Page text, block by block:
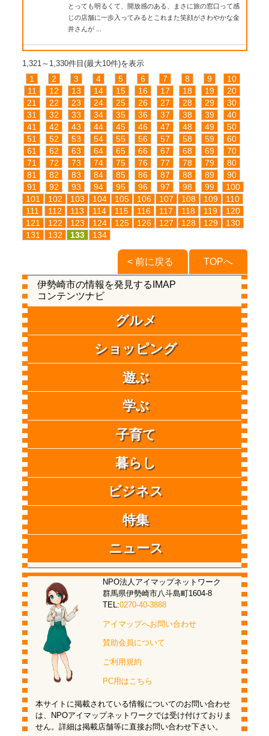
とっても明るくて、開放感のある、まさに旅の窓口って感
じの店舗に一歩入ってみるとこれまた笑顔がさわやかな金
井さんが ...
1,321～1,330件目(最大10件)を表示
1 2 3 4 5 6 7 8 9
10
11
12 13 14 15 16 17 18 19
20
21
22 23 24 25 26 27 28 29
30
31
32 33 34 35 36 37 38 39
40
41
42 43 44 45 46 47 48 49
50
51
52 53 54 55 56 57 58 59
60
61
62 63 64 65 66 67 68 69
70
71
72 73 74 75 76 77 78 79
80
81
82 83 84 85 86 87 88 89
90
91
92 93 94 95 96 97 98 99
100
101
102 103 104 105 106 107 108 109
110
111
112 113 114 115 116 117 118 119
120
121
122 123 124 125 126 127 128 129
130
131
132 133 134
TOPへ
< 前に戻る
伊勢崎市の情報を発見するIMAP
コンテンツナビ
グルメ
ショッピング
遊ぶ
学ぶ
子育て
暮らし
ビジネス
特集
ニュース
NPO法人アイマップネットワーク
群馬県伊勢崎市八斗島町1604-8
TEL:0270-40-3888
アイマップへお問い合わせ
賛助会員について
ご利用規約
PC用はこちら
本サイトに掲載されている情報についてのお問い合わせ
は、NPOアイマップネットワークでは受け付けておりま
せん。詳細は掲載店舗等に直接お問い合わせ下さい。